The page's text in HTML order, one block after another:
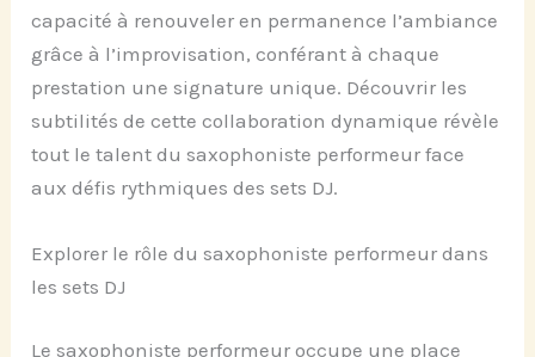
capacité à renouveler en permanence l’ambiance
grâce à l’improvisation, conférant à chaque
prestation une signature unique. Découvrir les
subtilités de cette collaboration dynamique révèle
tout le talent du saxophoniste performeur face
aux défis rythmiques des sets DJ.
Explorer le rôle du saxophoniste performeur dans
les sets DJ
Le saxophoniste performeur occupe une place